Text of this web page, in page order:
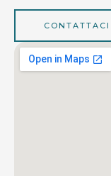
CONTATTACI